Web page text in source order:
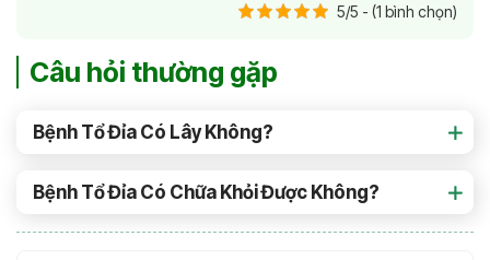
5/5 - (1 bình chọn)
Câu hỏi thường gặp
Bệnh Tổ Đỉa Có Lây Không?
Bệnh Tổ Đỉa Có Chữa Khỏi Được Không?